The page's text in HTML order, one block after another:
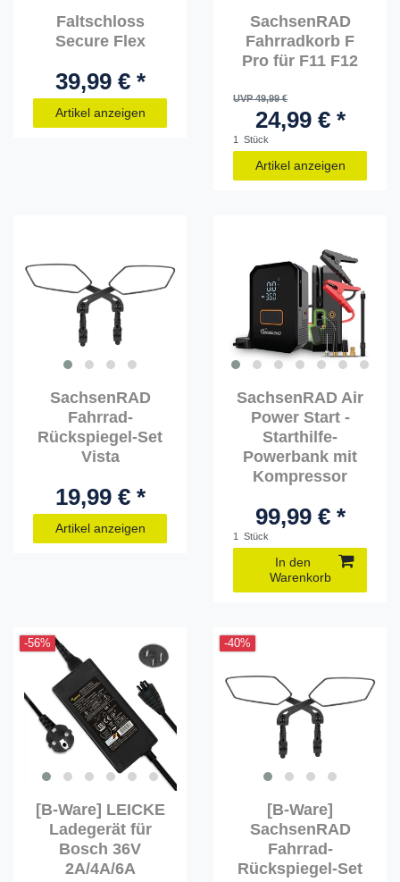
Faltschloss
Secure Flex
39,99 € *
Artikel anzeigen
SachsenRAD
Fahrradkorb F
Pro für F11 F12
UVP 49,99 €
24,99 € *
1 Stück
Artikel anzeigen
SachsenRAD
Fahrrad-
Rückspiegel-Set
Vista
19,99 € *
Artikel anzeigen
SachsenRAD Air
Power Start -
Starthilfe-
Powerbank mit
Kompressor
99,99 € *
1 Stück
In den
Warenkorb
-56%
[B-Ware] LEICKE
Ladegerät für
Bosch 36V
2A/4A/6A
-40%
[B-Ware]
SachsenRAD
Fahrrad-
Rückspiegel-Set